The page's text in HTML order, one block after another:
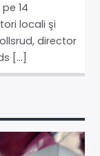
14
locali şi
director
[…]